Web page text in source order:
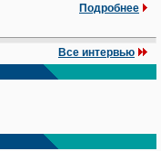
Подробнее
Все интервью